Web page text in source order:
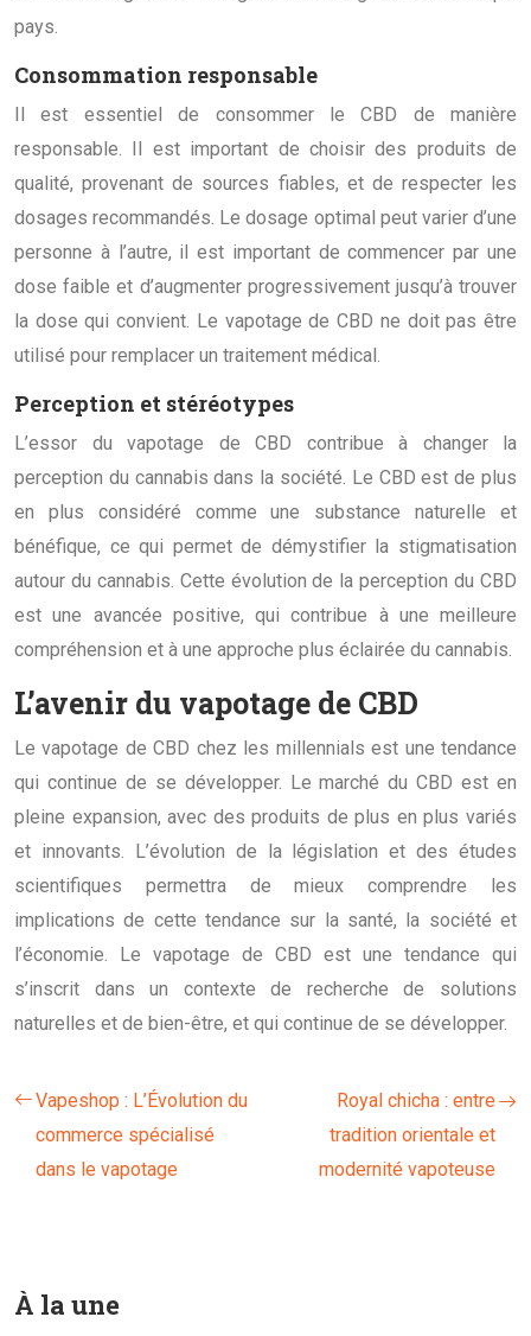
pays.
Consommation responsable
Il est essentiel de consommer le CBD de manière
responsable. Il est important de choisir des produits de
qualité, provenant de sources fiables, et de respecter les
dosages recommandés. Le dosage optimal peut varier d’une
personne à l’autre, il est important de commencer par une
dose faible et d’augmenter progressivement jusqu’à trouver
la dose qui convient. Le vapotage de CBD ne doit pas être
utilisé pour remplacer un traitement médical.
Perception et stéréotypes
L’essor du vapotage de CBD contribue à changer la
perception du cannabis dans la société. Le CBD est de plus
en plus considéré comme une substance naturelle et
bénéfique, ce qui permet de démystifier la stigmatisation
autour du cannabis. Cette évolution de la perception du CBD
est une avancée positive, qui contribue à une meilleure
compréhension et à une approche plus éclairée du cannabis.
L’avenir du vapotage de CBD
Le vapotage de CBD chez les millennials est une tendance
qui continue de se développer. Le marché du CBD est en
pleine expansion, avec des produits de plus en plus variés
et innovants. L’évolution de la législation et des études
scientifiques permettra de mieux comprendre les
implications de cette tendance sur la santé, la société et
l’économie. Le vapotage de CBD est une tendance qui
s’inscrit dans un contexte de recherche de solutions
naturelles et de bien-être, et qui continue de se développer.
Vapeshop : L’Évolution du
commerce spécialisé
dans le vapotage
Royal chicha : entre
tradition orientale et
modernité vapoteuse
À la une